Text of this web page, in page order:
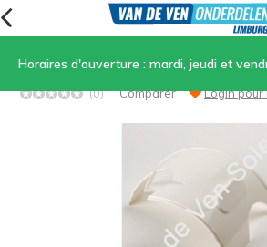
Horaires d'ouverture : mardi, jeudi et vendredi de 9 h à 12 h et de 13
01. Pièce intermédiaire
(0) Comparer Login pour